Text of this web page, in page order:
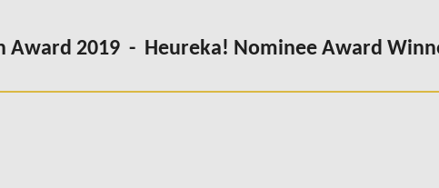
Award 2019 - Heureka! Nominee Award